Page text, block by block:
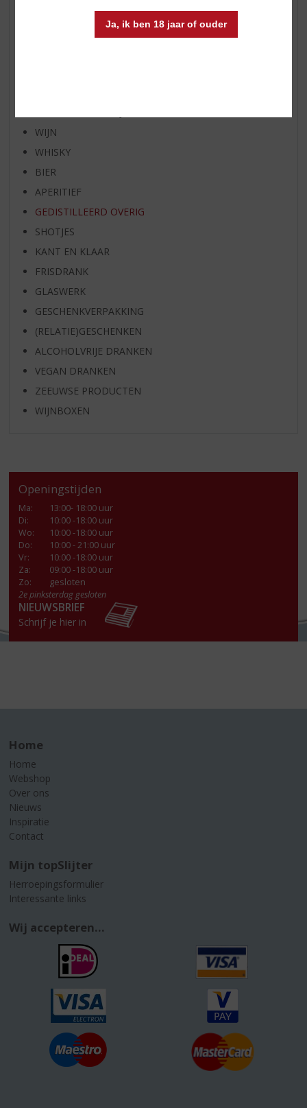
Ja, ik ben 18 jaar of ouder
WIJN VAN DE MAAND
WHISKY VAN DE MAAND
WIJN
WHISKY
BIER
APERITIEF
GEDISTILLEERD OVERIG
SHOTJES
KANT EN KLAAR
FRISDRANK
GLASWERK
GESCHENKVERPAKKING
(RELATIE)GESCHENKEN
ALCOHOLVRIJE DRANKEN
VEGAN DRANKEN
ZEEUWSE PRODUCTEN
WIJNBOXEN
Openingstijden
Ma:
13:00- 18:00 uur
Di:
10:00 -18:00 uur
Wo:
10:00 -18:00 uur
Do:
10:00 - 21:00 uur
Vr:
10:00 -18:00 uur
Za:
09:00 -18:00 uur
Zo:
gesloten
2e pinksterdag gesloten
NIEUWSBRIEF
Schrijf je hier in
Home
Home
Webshop
Over ons
Nieuws
Inspiratie
Contact
Mijn topSlijter
Herroepingsformulier
Interessante links
Wij accepteren...